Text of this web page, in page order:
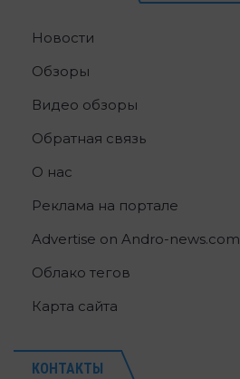
Новости
Обзоры
Видео обзоры
Обратная связь
О нас
Реклама на портале
Advertise on Andro-news.com
Облако тегов
Карта сайта
КОНТАКТЫ